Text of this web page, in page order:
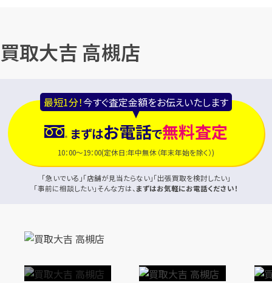
買取大吉 高槻店
最短1分！今すぐ査定金額をお伝えいたします
まずはお電話で無料査定
10：00～19：00(定休日:年中無休（年末年始を除く）)
「急いでいる」「店舗が見当たらない」「出張買取を検討したい」
「事前に相談したい」そんな方は、 まずはお気軽にお電話ください！